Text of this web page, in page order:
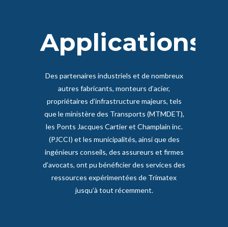
Applications
Des partenaires industriels et de nombreux
autres fabricants, monteurs d’acier,
propriétaires d’infrastructure majeurs, tels
que le ministère des Transports (MTMDET),
les Ponts Jacques Cartier et Champlain inc.
(PJCCI) et les municipalités, ainsi que des
ingénieurs conseils, des assureurs et firmes
d’avocats, ont pu bénéficier des services des
ressources expérimentées de Trimatex
jusqu’à tout récemment.